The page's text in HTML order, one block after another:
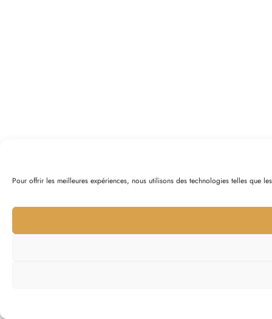
Pour offrir les meilleures expériences, nous utilisons des technologies telles que